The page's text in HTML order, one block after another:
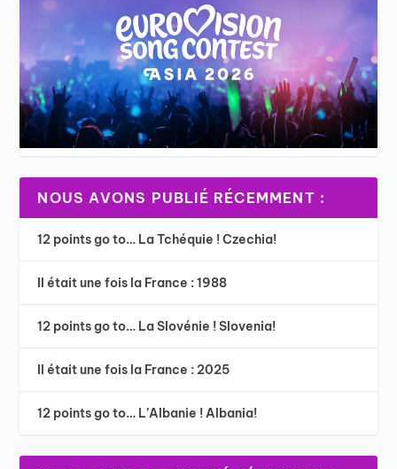
NOUS AVONS PUBLIÉ RÉCEMMENT :
12 points go to… La Tchéquie ! Czechia!
Il était une fois la France : 1988
12 points go to… La Slovénie ! Slovenia!
Il était une fois la France : 2025
12 points go to… L’Albanie ! Albania!